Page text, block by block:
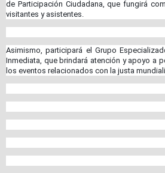
de Participación Ciudadana, que fungirá
visitantes y asistentes.
Asimismo, participará el Grupo
Inmediata, que brindará atención y apoyo a
los eventos relacionados con la justa